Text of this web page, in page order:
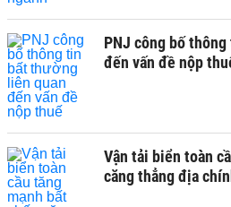
PNJ công bố
đến vấn đề nộp
Vận tải biển toàn
căng thẳng địa